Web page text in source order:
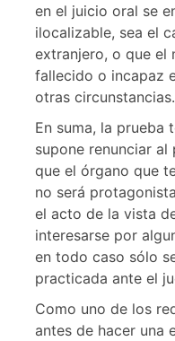
en el juicio oral se
ilocalizable, sea el
extranjero, o que el
fallecido o incapaz
otras circunstancias.
En suma, la prueba
supone renunciar
que el órgano que
no será
el acto de la vista
interesarse por
en todo caso sólo
practicada ante el
Como uno de los
antes de hacer una